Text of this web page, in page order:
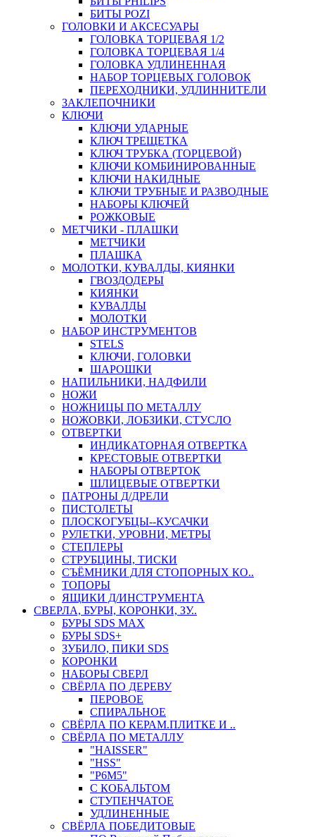
БИТЫ POZI
ГОЛОВКИ И АКСЕСУАРЫ
ГОЛОВКА ТОРЦЕВАЯ 1/2
ГОЛОВКА ТОРЦЕВАЯ 1/4
ГОЛОВКА УДЛИНЕННАЯ
НАБОР ТОРЦЕВЫХ ГОЛОВОК
ПЕРЕХОДНИКИ, УДЛИННИТЕЛИ
ЗАКЛЕПОЧНИКИ
КЛЮЧИ
КЛЮЧИ УДАРНЫЕ
КЛЮЧ ТРЕЩЕТКА
КЛЮЧ ТРУБКА (ТОРЦЕВОЙ)
КЛЮЧИ КОМБИНИРОВАННЫЕ
КЛЮЧИ НАКИДНЫЕ
КЛЮЧИ ТРУБНЫЕ И РАЗВОДНЫЕ
НАБОРЫ КЛЮЧЕЙ
РОЖКОВЫЕ
МЕТЧИКИ - ПЛАШКИ
МЕТЧИКИ
ПЛАШКА
МОЛОТКИ, КУВАЛДЫ, КИЯНКИ
ГВОЗДОДЕРЫ
КИЯНКИ
КУВАЛДЫ
МОЛОТКИ
НАБОР ИНСТРУМЕНТОВ
STELS
КЛЮЧИ, ГОЛОВКИ
ШАРОШКИ
НАПИЛЬНИКИ, НАДФИЛИ
НОЖИ
НОЖНИЦЫ ПО МЕТАЛЛУ
НОЖОВКИ, ЛОБЗИКИ, СТУСЛО
ОТВЕРТКИ
ИНДИКАТОРНАЯ ОТВЕРТКА
КРЕСТОВЫЕ ОТВЕРТКИ
НАБОРЫ ОТВЕРТОК
ШЛИЦЕВЫЕ ОТВЕРТКИ
ПАТРОНЫ Д/ДРЕЛИ
ПИСТОЛЕТЫ
ПЛОСКОГУБЦЫ--КУСАЧКИ
РУЛЕТКИ, УРОВНИ, МЕТРЫ
СТЕПЛЕРЫ
СТРУБЦИНЫ, ТИСКИ
СЪЁМНИКИ ДЛЯ СТОПОРНЫХ КО..
ТОПОРЫ
ЯЩИКИ Д/ИНСТРУМЕНТА
СВЕРЛА, БУРЫ, КОРОНКИ, ЗУ..
БУРЫ SDS MAX
БУРЫ SDS+
ЗУБИЛО, ПИКИ SDS
КОРОНКИ
НАБОРЫ СВЕРЛ
СВЁРЛА ПО ДЕРЕВУ
ПЕРОВОЕ
СПИРАЛЬНОЕ
СВЁРЛА ПО КЕРАМ.ПЛИТКЕ И ..
СВЁРЛА ПО МЕТАЛЛУ
"HAISSER"
"HSS"
"Р6М5"
С КОБАЛЬТОМ
СТУПЕНЧАТОЕ
УДЛИНЕННЫЕ
СВЁРЛА ПОБЕДИТОВЫЕ